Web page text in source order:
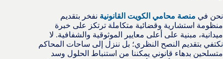
نحن في منصة محامي الكويت القانونية نفخر بتقديم
منظومة استشارية وقضائية متكاملة ترتكز على خبرة
ميدانية، مبنية على أعلى معايير الموثوقية والشفافية. لا
نكتفي بتقديم النصح النظري؛ بل ننزل إلى ساحات المحاكم
متسلحين بدهاء قانوني يمكننا من استنباط الحلول وسد